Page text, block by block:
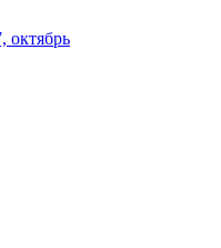
октябрь